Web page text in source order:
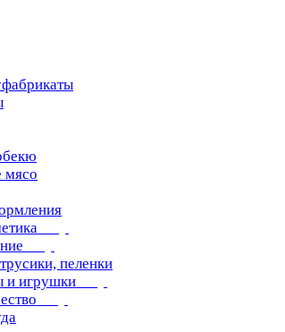
мясо
пеленки
и игрушки